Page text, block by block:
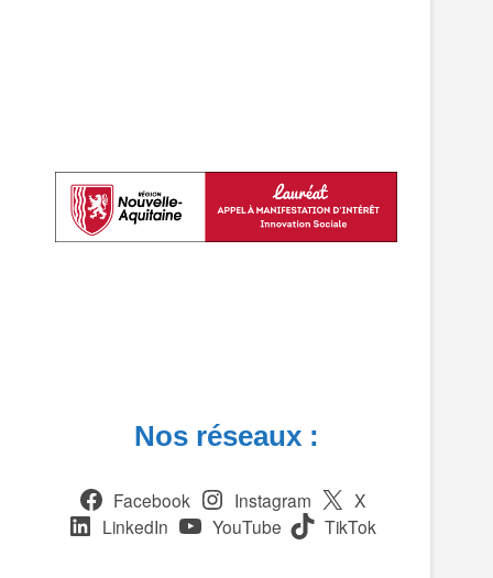
Nos réseaux :
Facebook Instagram
X
LinkedIn
YouTube TikTok